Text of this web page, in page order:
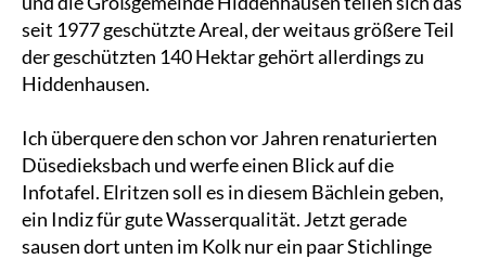
seit 1977 geschützte Areal, der weitaus größere Teil
der geschützten 140 Hektar gehört allerdings zu
Hiddenhausen.
Ich überquere den schon vor Jahren renaturierten
Düsedieksbach und werfe einen Blick auf die
Infotafel. Elritzen soll es in diesem Bächlein geben,
ein Indiz für gute Wasserqualität. Jetzt gerade
sausen dort unten im Kolk nur ein paar Stichlinge